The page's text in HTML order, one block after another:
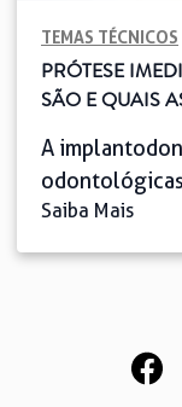
TEMAS TÉCNICOS
PRÓTESE
SÃO E QUAIS
A
atualmente,
um papel
Saiba Mais